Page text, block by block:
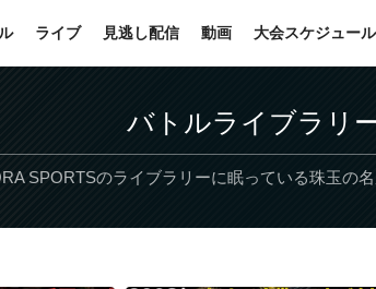
ライブ 見逃し配信 動画 大会スケジュール
バトルライブラリ
SPORTSのライブラリーに眠っている珠玉の